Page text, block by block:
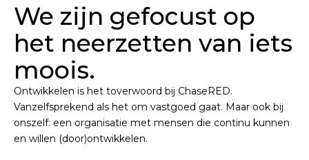
We zijn gefocust op
het neerzetten van iets
moois.
Ontwikkelen is het toverwoord bij ChaseRED.
Vanzelfsprekend als het om vastgoed gaat. Maar ook bij
onszelf: een organisatie met mensen die continu kunnen
en willen (door)ontwikkelen.